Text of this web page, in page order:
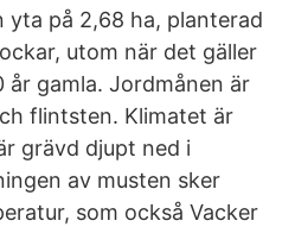
yta på 2,68 ha, planterad
utom när det gäller
år gamla. Jordmånen är
flintsten. Klimatet är
grävd djupt ned i
av musten sker
som också Vacker